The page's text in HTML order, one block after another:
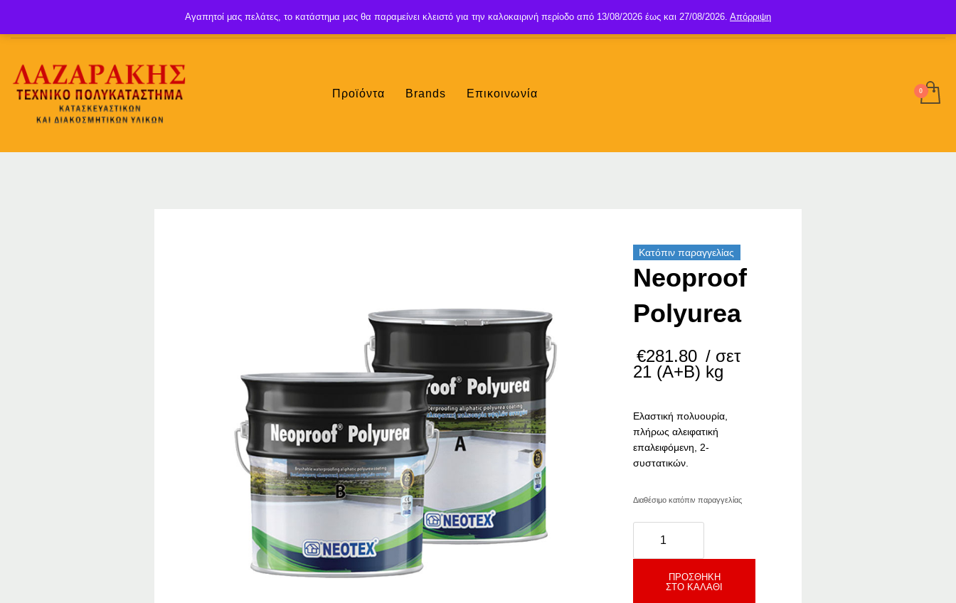
SIGN UP LOGIN
Προϊόντα Brands Επικοινωνία
Κατόπιν παραγγελίας
Neoproof
Polyurea
€281.80 / σετ
21 (Α+Β) kg
Ελαστική πολυουρία,
πλήρως αλειφατική
επαλειφόμενη, 2-
συστατικών.
Διαθέσιμο κατόπιν παραγγελίας
Polyurea
ποσότητα
ΠΡΟΣΘΉΚΗ
ΣΤΟ ΚΑΛΆΘΙ
Αγαπητοί μας πελάτες, το κατάστημα μας θα παραμείνει κλειστό για την καλοκαιρινή περίοδο από 13/08/2026 έως και 27/08/2026. Απόρριψη